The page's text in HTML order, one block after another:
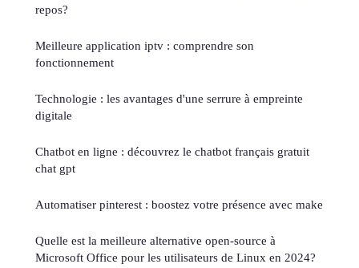
repos?
Meilleure application iptv : comprendre son
fonctionnement
Technologie : les avantages d'une serrure à empreinte
digitale
Chatbot en ligne : découvrez le chatbot français gratuit
chat gpt
Automatiser pinterest : boostez votre présence avec make
Quelle est la meilleure alternative open-source à
Microsoft Office pour les utilisateurs de Linux en 2024?